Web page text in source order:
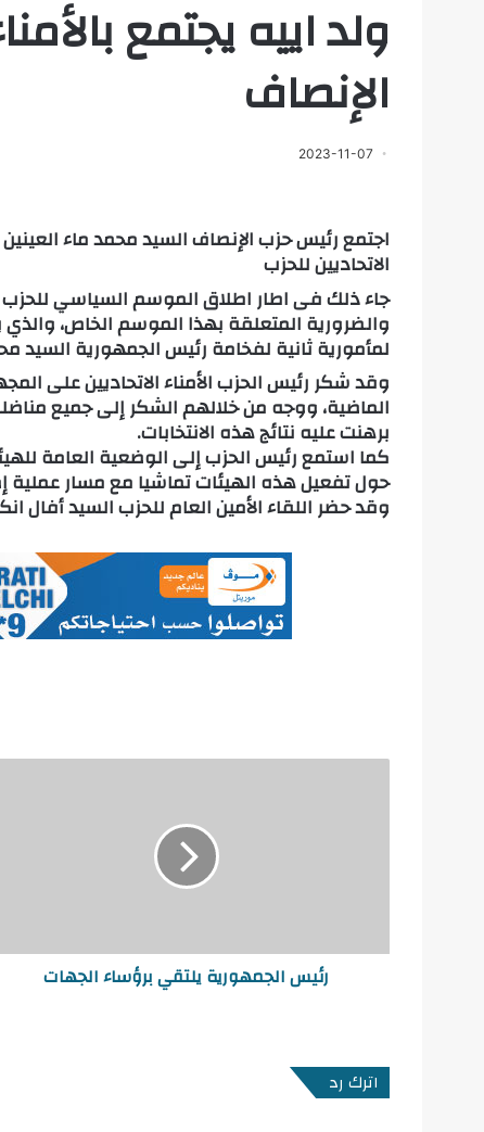
ولد اييه يجتمع
الإنصاف
2023-11-07
الاتحاديين للحزب
والضرورية المتعلقة بهذا الموسم الخاص، والذي
لمأمورية ثانية لفخامة رئيس الجمهورية السيد
وقد شكر رئيس الحزب الأمناء الاتحاديين على
الماضية، ووجه من خلالهم الشكر إلى جميع
برهنت عليه نتائج هذه الانتخابات.
كما استمع رئيس الحزب إلى الوضعية العامة
حول تفعيل هذه الهيئات تماشيا مع مسار عملية
وقد حضر اللقاء الأمين العام للحزب السيد أفال
رئيس الجمهورية يلتقي برؤساء الجهات
اترك رد